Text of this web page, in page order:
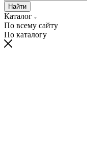
Найти
Каталог
По всему сайту
По каталогу